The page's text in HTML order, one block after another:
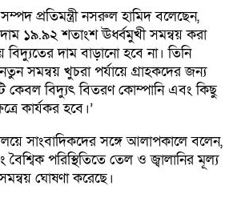
প্রতিমন্ত্রী নসরুল হামিদ বলেছেন,
দাম ১৯.৯২ শতাংশ ঊর্ধ্বমুখী সমন্বয় করা
দাম বাড়ানো হবে না। তিনি
সমন্বয় খুচরা পর্যায়ে গ্রাহকদের জন্য
কেবল বিদ্যুৎ বিতরণ কোম্পানি এবং কিছু
কার্যকর হবে।’
সাংবাদিকদের সঙ্গে আলাপকালে বলেন,
পরিস্থিতিতে তেল ও জ্বালানির মূল্য
ঘোষণা করেছে।